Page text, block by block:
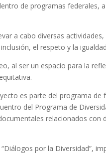
de programas federales,
a cabo diversas actividades,
el respeto y la
al ser un espacio para la
es parte del programa de
del Programa de
relacionados con
por la Diversidad”,